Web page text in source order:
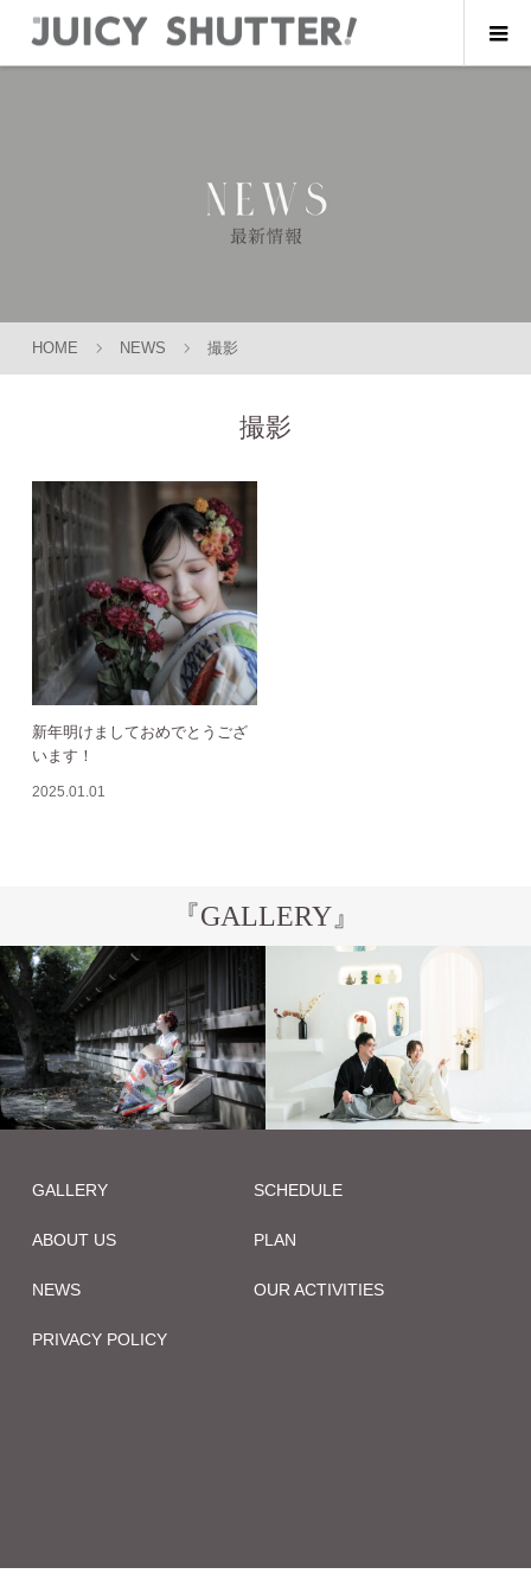
HOME NEWS 撮影
撮影
新年明けましておめでとうござ
います！
2025.01.01
『GALLERY』
GALLERY
ABOUT US
NEWS
PRIVACY POLICY
SCHEDULE
PLAN
OUR ACTIVITIES